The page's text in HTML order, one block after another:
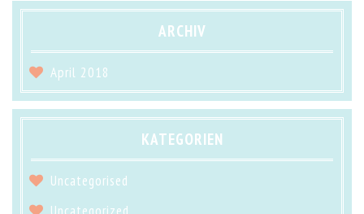
ARCHIV
April 2018
KATEGORIEN
Uncategorised
Uncategorized